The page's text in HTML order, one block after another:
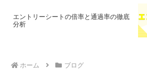
エントリーシートの倍率と通過率の徹底
分析
ホーム ブログ